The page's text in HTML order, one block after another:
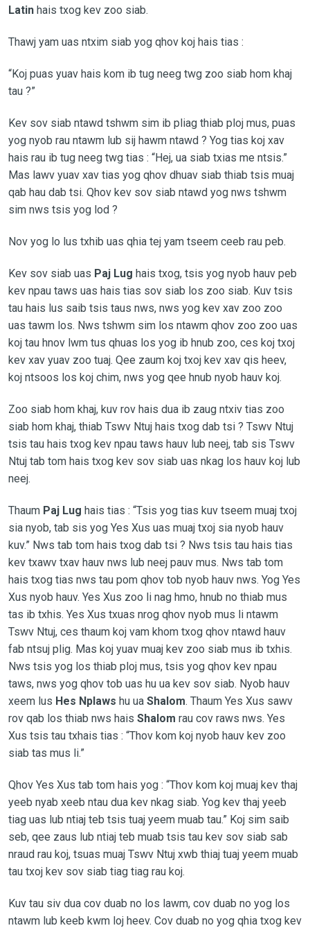
Latinhais txog kev zoo siab.
Thawj yam uas ntxim siab yog qhov koj hais tias :
“Koj puas yuav hais kom ib tug neeg twg zoo siab hom khaj
tau ?”
Kev sov siab ntawd tshwm sim ib pliag thiab ploj mus, puas
yog nyob rau ntawm lub sij hawm ntawd ? Yog tias koj xav
hais rau ib tug neeg twg tias : “Hej, ua siab txias me ntsis.”
Mas lawv yuav xav tias yog qhov dhuav siab thiab tsis muaj
qab hau dab tsi. Qhov kev sov siab ntawd yog nws tshwm
sim nws tsis yog lod ?
Nov yog lo lus txhib uas qhia tej yam tseem ceeb rau peb.
Kev sov siab uas Paj Lug hais txog, tsis yog nyob hauv peb
kev npau taws uas hais tias sov siab los zoo siab. Kuv tsis
tau hais lus saib tsis taus nws, nws yog kev xav zoo zoo
uas tawm los. Nws tshwm sim los ntawm qhov zoo zoo uas
koj tau hnov lwm tus qhuas los yog ib hnub zoo, ces koj txoj
kev xav yuav zoo tuaj. Qee zaum koj txoj kev xav qis heev,
koj ntsoos los koj chim, nws yog qee hnub nyob hauv koj.
Zoo siab hom khaj, kuv rov hais dua ib zaug ntxiv tias zoo
siab hom khaj, thiab Tswv Ntuj hais txog dab tsi ? Tswv Ntuj
tsis tau hais txog kev npau taws hauv lub neej, tab sis Tswv
Ntuj tab tom hais txog kev sov siab uas nkag los hauv koj lub
neej.
Thaum Paj Lug hais tias : “Tsis yog tias kuv tseem muaj txoj
sia nyob, tab sis yog Yes Xus uas muaj txoj sia nyob hauv
kuv.” Nws tab tom hais txog dab tsi ? Nws tsis tau hais tias
kev txawv txav hauv nws lub neej pauv mus. Nws tab tom
hais txog tias nws tau pom qhov tob nyob hauv nws. Yog Yes
Xus nyob hauv. Yes Xus zoo li nag hmo, hnub no thiab mus
tas ib txhis. Yes Xus txuas nrog qhov nyob mus li ntawm
Tswv Ntuj, ces thaum koj vam khom txog qhov ntawd hauv
fab ntsuj plig. Mas koj yuav muaj kev zoo siab mus ib txhis.
Nws tsis yog los thiab ploj mus, tsis yog qhov kev npau
taws, nws yog qhov tob uas hu ua kev sov siab. Nyob hauv
xeem lus Hes Nplaws hu ua Shalom. Thaum Yes Xus sawv
rov qab los thiab nws hais Shalom rau cov raws nws. Yes
Xus tsis tau txhais tias : “Thov kom koj nyob hauv kev zoo
siab tas mus li.”
Qhov Yes Xus tab tom hais yog : “Thov kom koj muaj kev thaj
yeeb nyab xeeb ntau dua kev nkag siab. Yog kev thaj yeeb
tiag uas lub ntiaj teb tsis tuaj yeem muab tau.” Koj sim saib
seb, qee zaus lub ntiaj teb muab tsis tau kev sov siab sab
nraud rau koj, tsuas muaj Tswv Ntuj xwb thiaj tuaj yeem muab
tau txoj kev sov siab tiag tiag rau koj.
Kuv tau siv dua cov duab no los lawm, cov duab no yog los
ntawm lub keeb kwm loj heev. Cov duab no yog qhia txog kev